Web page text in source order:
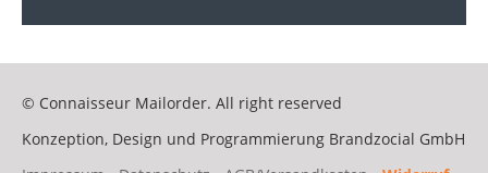
© Connaisseur Mailorder. All right reserved
Konzeption, Design und Programmierung Brandzocial GmbH